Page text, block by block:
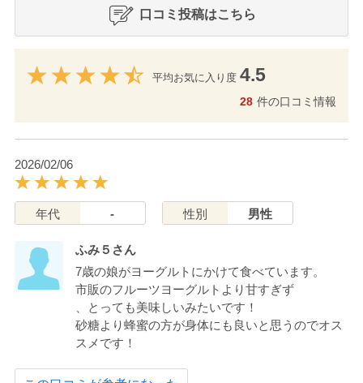
口コミ投稿はこちら
平均お気に入り度 4.5
28 件の口コミ情報
2026/02/06
年代 - 性別 男性
ふみ５さん
7歳の娘がヨーグルトにかけて食べています。
市販のフルーツヨーグルトより甘すぎず
、とっても美味しいみたいです！
砂糖より蜂蜜の方が身体にも良いと思うのでオス
スメです！